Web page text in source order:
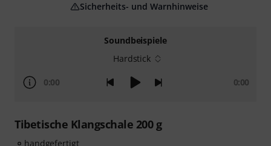
Soundbeispiele
Hardstick
0:00 0:00
Tibetische Klangschale 200 g
handgefertigt
Sicherheits- und Warnhinweise